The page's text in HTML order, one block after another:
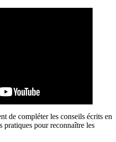
de compléter les conseils écrits en
pratiques pour reconnaître les